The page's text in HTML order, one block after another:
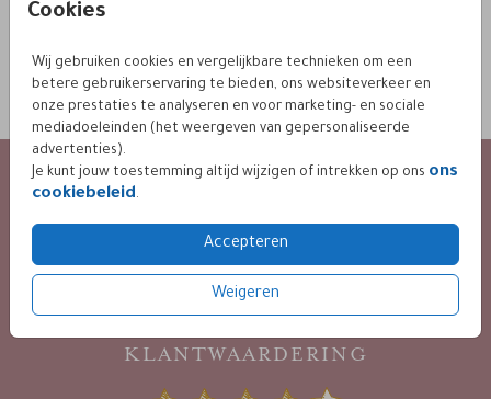
Cookies
Wij gebruiken cookies en vergelijkbare technieken om een
betere gebruikerservaring te bieden, ons websiteverkeer en
onze prestaties te analyseren en voor marketing- en sociale
mediadoeleinden (het weergeven van gepersonaliseerde
advertenties).
Je kunt jouw toestemming altijd wijzigen of intrekken op ons ons
cookiebeleid.
Accepteren
Weigeren
instagram
KLANTENSERVICE
via mail :
info@leintjes.nl
KLANTWAARDERING